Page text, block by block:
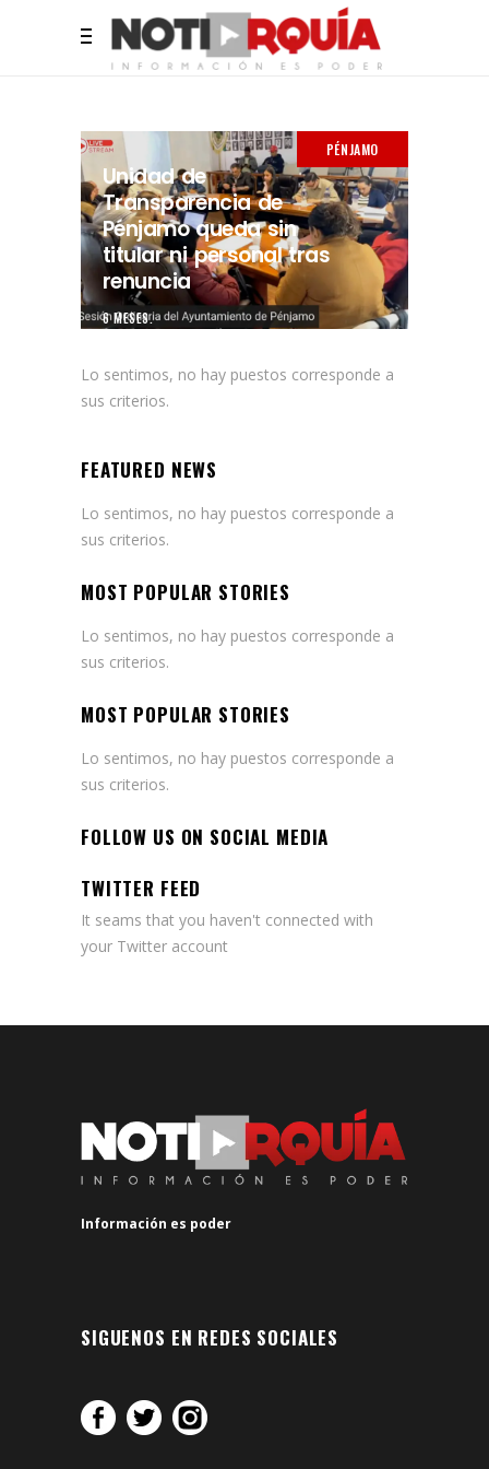
PÉNJAMO
Unidad de
Transparencia de
Pénjamo queda sin
titular ni personal tras
renuncia
6 MESES.
Lo sentimos, no hay puestos corresponde a
sus criterios.
FEATURED NEWS
Lo sentimos, no hay puestos corresponde a
sus criterios.
MOST POPULAR STORIES
Lo sentimos, no hay puestos corresponde a
sus criterios.
MOST POPULAR STORIES
Lo sentimos, no hay puestos corresponde a
sus criterios.
FOLLOW US ON SOCIAL MEDIA
TWITTER FEED
It seams that you haven't connected with
your Twitter account
Información es poder
SIGUENOS EN REDES SOCIALES